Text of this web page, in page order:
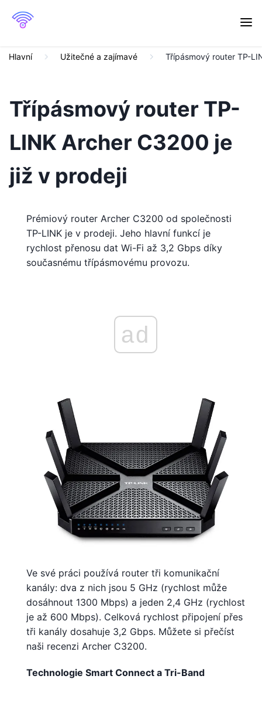
Hlavní Užitečné a zajímavé Třípásmový router TP-
Třípásmový router TP-
LINK Archer C3200 je
již v prodeji
Prémiový router Archer C3200 od společnosti
TP-LINK je v prodeji. Jeho hlavní funkcí je
rychlost přenosu dat Wi-Fi až 3,2 Gbps díky
současnému třípásmovému provozu.
ad
Ve své práci používá router tři komunikační
kanály: dva z nich jsou 5 GHz (rychlost může
dosáhnout 1300 Mbps) a jeden 2,4 GHz (rychlost
je až 600 Mbps). Celková rychlost připojení přes
tři kanály dosahuje 3,2 Gbps. Můžete si přečíst
naši recenzi Archer C3200.
Technologie Smart Connect a Tri-Band